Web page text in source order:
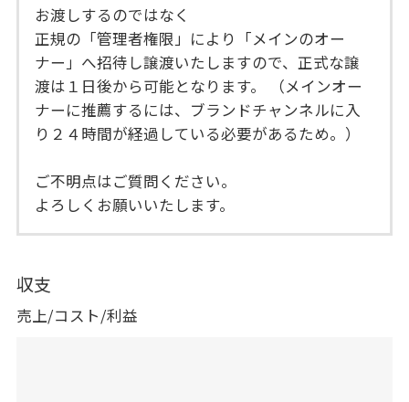
お渡しするのではなく
正規の「管理者権限」により「メインのオー
ナー」へ招待し譲渡いたしますので、正式な譲
渡は１日後から可能となります。 （メインオー
ナーに推薦するには、ブランドチャンネルに入
り２４時間が経過している必要があるため。）
ご不明点はご質問ください。
よろしくお願いいたします。
収支
売上/コスト/利益